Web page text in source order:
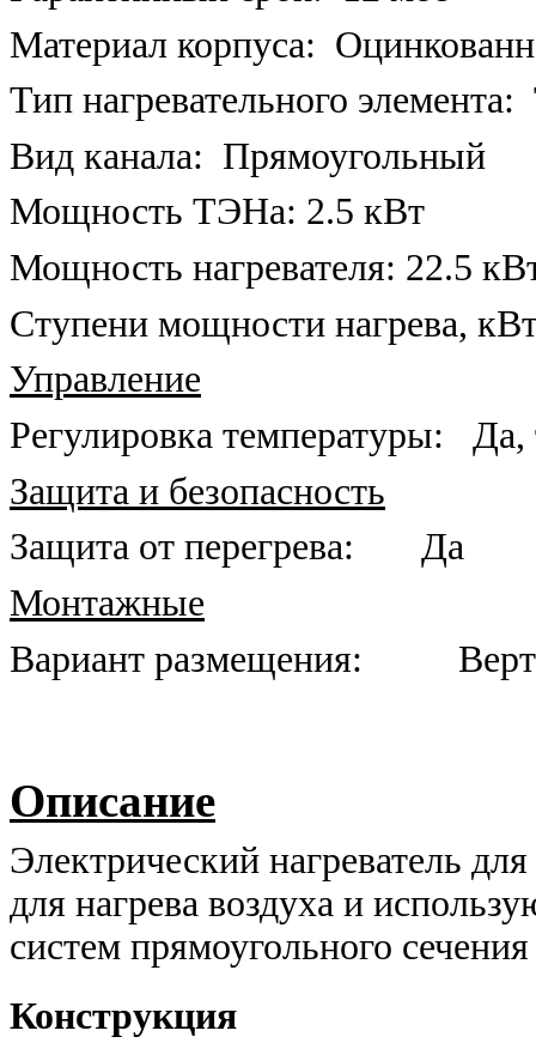
Материал корпуса:
Тип нагревательного элемента:
Вид канала: Прямоугольный
Мощность ТЭНа: 2.5 кВт
Мощность нагревателя: 22.5
Ступени мощности нагрева,
Управление
Регулировка температуры:
Да,
Защита и безопасность
Защита от перегрева:
Да
Монтажные
Вариант размещения:
Описание
Электрический нагреватель
для нагрева воздуха и
систем прямоугольного
Конструкция